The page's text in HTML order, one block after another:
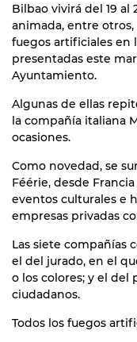
Bilbao vivirá del 19 al
animada, entre
fuegos artificiales en
presentadas este
Ayuntamiento.
Algunas de ellas
la compañía italiana
ocasiones.
Como novedad, se
Féérie, desde
eventos culturales e
empresas privadas
Las siete compañías
el del jurado, en el
o los colores; y el del
ciudadanos.
Todos los fuegos